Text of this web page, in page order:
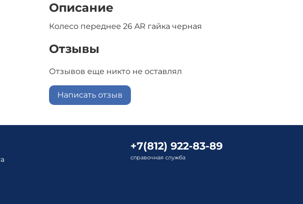
Описание
Колесо переднее 26 AR гайка черная
Отзывы
Отзывов еще никто не оставлял
Написать отзыв
+7(812) 922-83-89
справочная служба